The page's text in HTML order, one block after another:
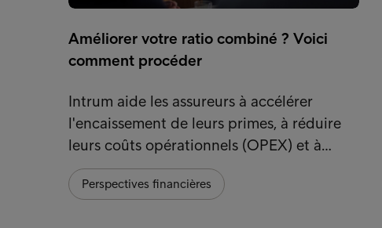
Améliorer votre ratio combiné ? Voici
comment procéder
Intrum aide les assureurs à accélérer
l'encaissement de leurs primes, à réduire
leurs coûts opérationnels (OPEX) et à…
Perspectives financières